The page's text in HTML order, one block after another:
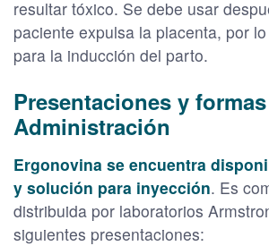
resultar tóxico. Se debe usar
paciente expulsa la placenta, por
para la inducción del parto.
Presentaciones y
Administración
Ergonovina se encuentra
y solución para inyección. Es
distribuida por laboratorios
siguientes presentaciones: